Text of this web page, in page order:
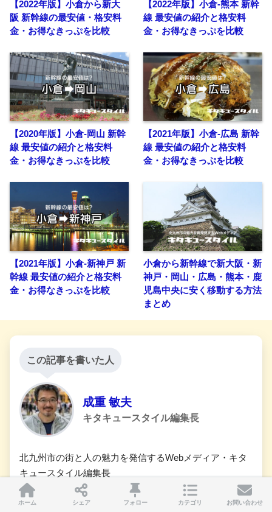
【2022年版】小倉から新大
阪 新幹線の最安値・格安料
金・お得なきっぷを比較
【2022年版】小倉-熊本 新幹
線 最安値の紹介と格安料
金・お得なきっぷを比較
【2020年版】小倉-岡山 新幹
線 最安値の紹介と格安料
金・お得なきっぷを比較
【2021年版】小倉-広島 新幹
線 最安値の紹介と格安料
金・お得なきっぷを比較
【2021年版】小倉-新神戸 新
幹線 最安値の紹介と格安料
金・お得なきっぷを比較
小倉から新幹線で新大阪・新
神戸・岡山・広島・熊本・鹿
児島中央に安く移動する方法
まとめ
この記事を書いた人
成重 敏夫
キタキュースタイル編集長
北九州市の街と人の魅力を発信するWebメディア・キタ
キュースタイル編集長
取材・インタビュー記事の執筆とWebメディアの運営を
ホーム シェア フォロー カテゴリ お問い合わせ